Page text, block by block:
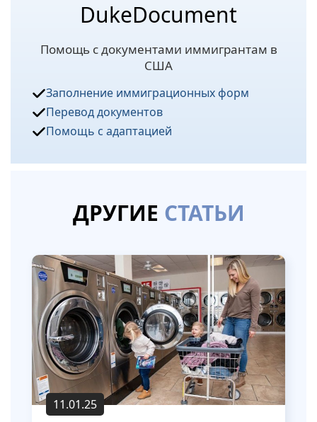
DukeDocument
Помощь с документами иммигрантам в
США
Заполнение иммиграционных форм
Перевод документов
Помощь с адаптацией
ДРУГИЕ СТАТЬИ
11.01.25